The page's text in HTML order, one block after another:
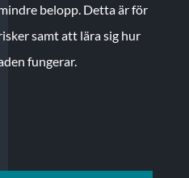
belopp. Detta är för
samt att lära sig hur
fungerar.